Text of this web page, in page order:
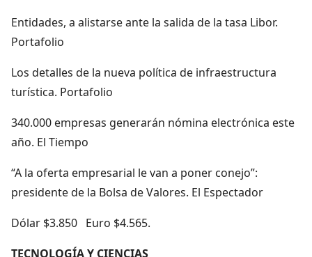
Entidades, a alistarse ante la salida de la tasa Libor.
Portafolio
Los detalles de la nueva política de infraestructura
turística. Portafolio
340.000 empresas generarán nómina electrónica este
año. El Tiempo
“A la oferta empresarial le van a poner conejo”:
presidente de la Bolsa de Valores. El Espectador
Dólar $3.850 Euro $4.565.
TECNOLOGÍA Y CIENCIAS